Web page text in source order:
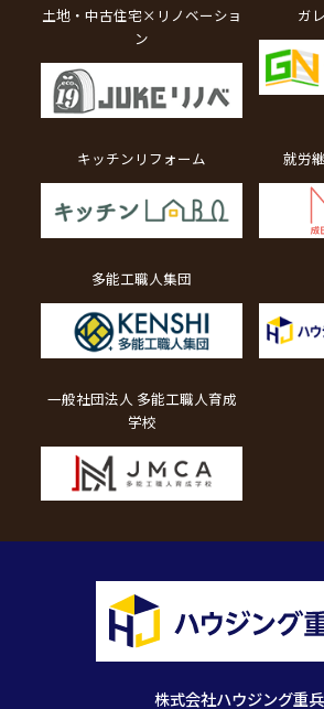
株式会社ハウジング重
土地・中古住宅×リノベーショ
ン
ガ
キッチンリフォーム 就労
多能工職人集団
一般社団法人 多能工職人育成
学校